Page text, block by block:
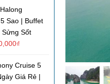
Sao | Buffet
Sửng Sốt
₫
Cruise 5
Giá Rẻ |